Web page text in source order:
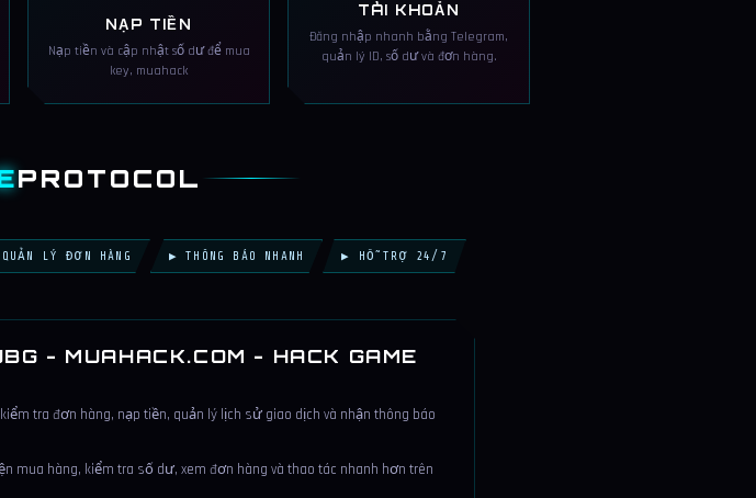
NẠP TIỀN
Nạp tiền và cập nhật số dư để mua
key, muahack
TÀI KHOẢN
Đăng nhập nhanh bằng Telegram,
quản lý ID, số dư và đơn hàng.
PROTOCOL
LÝ ĐƠN HÀNG ▶ THÔNG BÁO NHANH ▶ HỖ TRỢ 24/7
- MUAHACK.COM - HACK GAME
tra đơn hàng, nạp tiền, quản lý lịch sử giao dịch và nhận thông báo
mua hàng, kiểm tra số dư, xem đơn hàng và thao tác nhanh hơn trên